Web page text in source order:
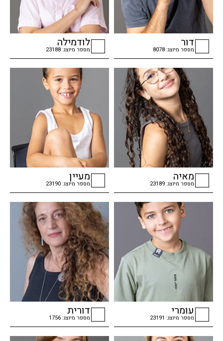
checkbox
דור
מספר מיוצג: 8078
checkbox
לודמילה
מספר מיוצג: 23188
checkbox
מאיה
מספר מיוצג: 23189
checkbox
מעיין
מספר מיוצג: 23190
checkbox
עומרי
מספר מיוצג: 23191
checkbox
דורית
מספר מיוצג: 1756